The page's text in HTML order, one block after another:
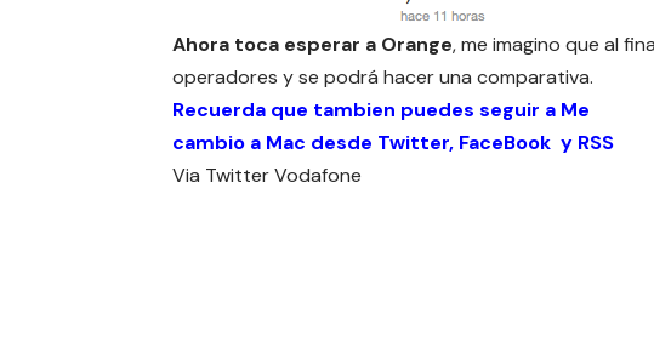
Ahora toca esperar a Orange, me imagino que al
operadores y se podrá hacer una comparativa.
Recuerda que tambien puedes seguir a Me
cambio a Mac desde Twitter, FaceBook y RSS
Via Twitter Vodafone